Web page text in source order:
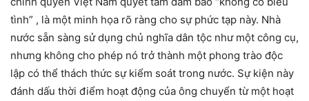
tình” , là một minh họa rõ ràng cho sự phức tạp này. Nhà
nước sẵn sàng sử dụng chủ nghĩa dân tộc như một công cụ,
nhưng không cho phép nó trở thành một phong trào độc
lập có thể thách thức sự kiểm soát trong nước. Sự kiện này
đánh dấu thời điểm hoạt động của ông chuyển từ một hoạt